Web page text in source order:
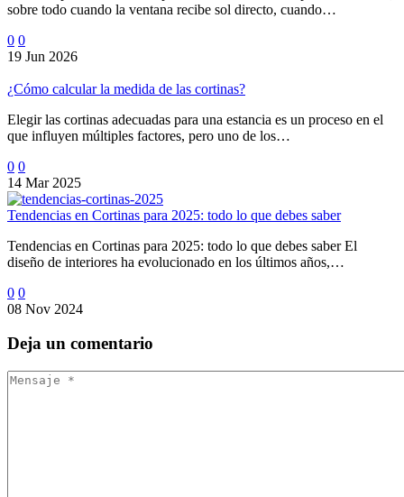
sobre todo cuando la ventana recibe sol directo, cuando…
0 0
19 Jun 2026
¿Cómo calcular la medida de las cortinas?
Elegir las cortinas adecuadas para una estancia es un proceso en el
que influyen múltiples factores, pero uno de los…
0 0
14 Mar 2025
Tendencias en Cortinas para 2025: todo lo que debes saber
Tendencias en Cortinas para 2025: todo lo que debes saber El
diseño de interiores ha evolucionado en los últimos años,…
0 0
08 Nov 2024
Deja un comentario